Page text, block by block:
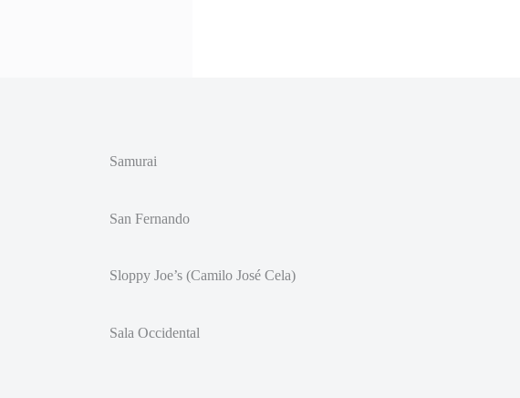
Samurai
San Fernando
Sloppy Joe’s (Camilo José Cela)
Sala Occidental